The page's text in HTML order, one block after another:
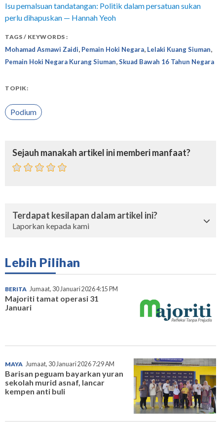
Isu pemalsuan tandatangan: Politik dalam persatuan sukan
perlu dihapuskan — Hannah Yeoh
TAGS / KEYWORDS :
Mohamad Asmawi Zaidi Pemain Hoki Negara Lelaki Kuang Siuman
Pemain Hoki Negara Kurang Siuman Skuad Bawah 16 Tahun Negara
TOPIK:
Podium
Sejauh manakah artikel ini memberi manfaat?
Terdapat kesilapan dalam artikel ini?
Laporkan kepada kami
Lebih Pilihan
BERITA Jumaat, 30 Januari 2026 4:15 PM
Majoriti tamat operasi 31
Januari
MAYA Jumaat, 30 Januari 2026 7:29 AM
Barisan peguam bayarkan yuran
sekolah murid asnaf, lancar
kempen anti buli